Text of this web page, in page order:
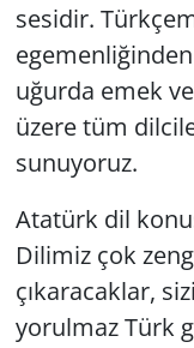
sesidir.
uğurda emek
üzere tüm
sunuyoruz.
Atatürk dil
Dilimiz çok
çıkaracaklar,
yorulmaz Türk